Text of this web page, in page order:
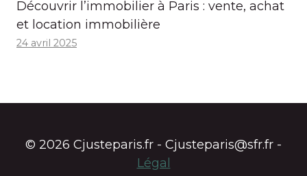
Découvrir l’immobilier à Paris : vente, achat
et location immobilière
24 avril 2025
© 2026 Cjusteparis.fr - Cjusteparis@sfr.fr -
Légal